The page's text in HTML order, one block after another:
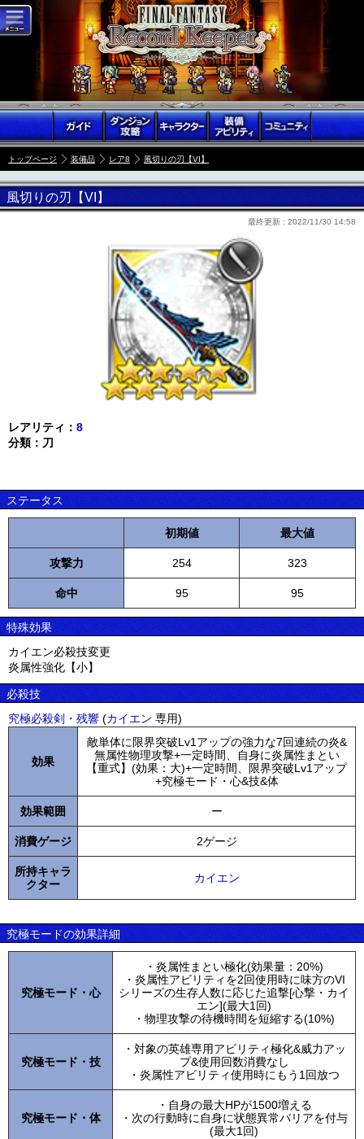
トップページ 装備品 レア8 風切りの刃【VI】
風切りの刃【VI】
最終更新 : 2022/11/30 14:58
レアリティ： 8
分類：刀
ステータス
初期値 最大値
攻撃力 254 323
命中 95 95
特殊効果
カイエン必殺技変更
炎属性強化【小】
必殺技
究極必殺剣・残響 (カイエン 専用)
効果
敵単体に限界突破Lv1アップの強力な7回連続の炎&
無属性物理攻撃+一定時間、自身に炎属性まとい
【重式】(効果：大)+一定時間、限界突破Lv1アップ
+究極モード・心&技&体
効果範囲 ー
消費ゲージ 2ゲージ
所持キャラ
クター
カイエン
究極モードの効果詳細
究極モード・心
・炎属性まとい極化(効果量：20%)
・炎属性アビリティを2回使用時に味方のVI
シリーズの生存人数に応じた追撃[心撃・カイ
エン](最大1回)
・物理攻撃の待機時間を短縮する(10%)
究極モード・技
・対象の英雄専用アビリティ極化&威力アッ
プ&使用回数消費なし
・炎属性アビリティ使用時にもう1回放つ
究極モード・体
・自身の最大HPが1500増える
・次の行動時に自身に状態異常バリアを付与
(最大1回)